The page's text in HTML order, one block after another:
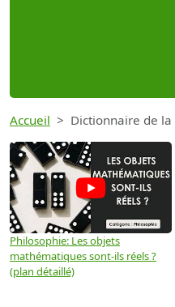
Accueil Dictionnaire de
Philosophie: Les objets
mathématiques sont-ils réels ?
(plan détaillé)